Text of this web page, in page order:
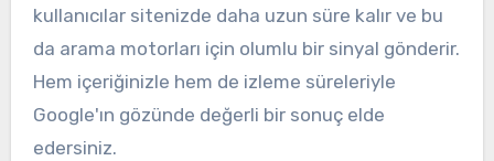
kullanıcılar sitenizde daha uzun süre kalır ve bu
da arama motorları için olumlu bir sinyal gönderir.
Hem içeriğinizle hem de izleme süreleriyle
Google'ın gözünde değerli bir sonuç elde
edersiniz.